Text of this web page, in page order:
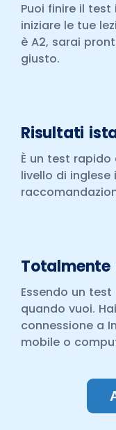
Puoi finire il test
iniziare le tue
è A2, sarai
giusto.
Risultati
È un test
livello di
Totalmente
Essendo un
quando vuoi.
connessione a
mobile o